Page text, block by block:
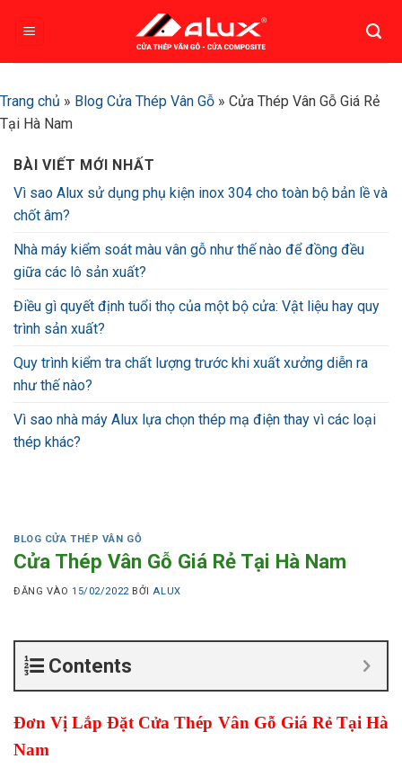
Trang chủ » Blog Cửa Thép Vân Gỗ » Cửa Thép Vân Gỗ Giá Rẻ
Tại Hà Nam
BÀI VIẾT MỚI NHẤT
Vì sao Alux sử dụng phụ kiện inox 304 cho toàn bộ bản lề và
chốt âm?
Nhà máy kiểm soát màu vân gỗ như thế nào để đồng đều
giữa các lô sản xuất?
Điều gì quyết định tuổi thọ của một bộ cửa: Vật liệu hay quy
trình sản xuất?
Quy trình kiểm tra chất lượng trước khi xuất xưởng diễn ra
như thế nào?
Vì sao nhà máy Alux lựa chọn thép mạ điện thay vì các loại
thép khác?
BLOG CỬA THÉP VÂN GỖ
Cửa Thép Vân Gỗ Giá Rẻ Tại Hà Nam
ĐĂNG VÀO15/02/2022 BỞI ALUX
Contents
Đơn Vị Lắp Đặt Cửa Thép Vân Gỗ Giá Rẻ Tại Hà
Nam